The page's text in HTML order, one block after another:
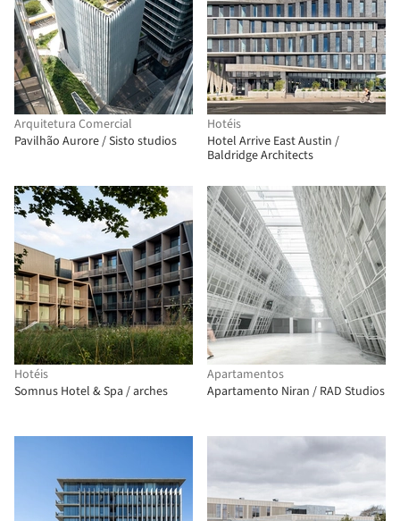
Arquitetura Comercial
Pavilhão Aurore / Sisto studios
Hotéis
Hotel Arrive East Austin /
Baldridge Architects
Hotéis
Somnus Hotel & Spa / arches
Apartamentos
Apartamento Niran / RAD Studios